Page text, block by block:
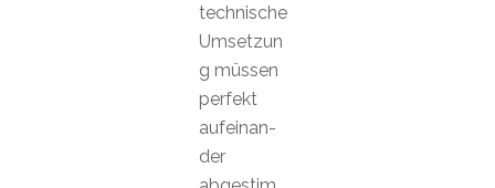
technische
Umsetzun
g müssen
perfekt
aufeinan-
der